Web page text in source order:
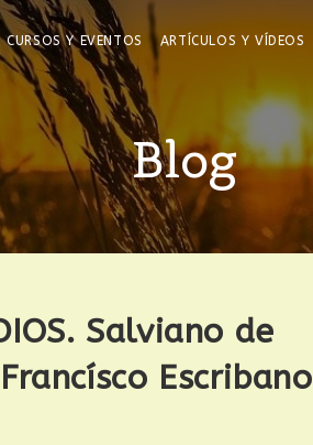
CURSOS Y EVENTOS ARTÍCULOS Y VÍDEOS
Blog
Salviano de
Escribano